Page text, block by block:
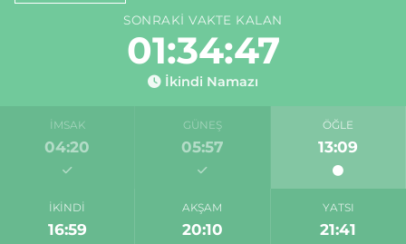
SONRAKI VAKTE KALAN
01:34:46
İkindi Namazı
İMSAK
04:20
GÜNEŞ
05:57
ÖĞLE
13:09
İKINDI
16:59
AKŞAM
20:10
YATSI
21:41